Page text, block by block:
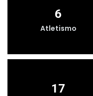
6
Atletismo
17